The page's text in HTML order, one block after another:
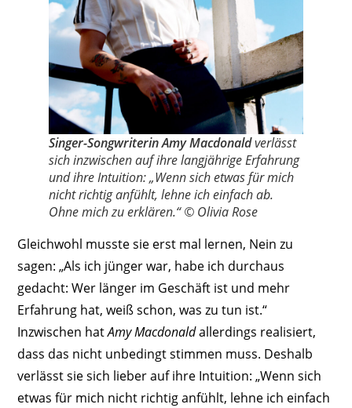
Singer-Songwriterin Amy Macdonaldverlässt
sich inzwischen auf ihre langjährige Erfahrung
und ihre Intuition: „Wenn sich etwas für mich
nicht richtig anfühlt, ­lehne ich einfach ab.
Ohne mich zu erklären.“ © Olivia Rose
Gleichwohl musste sie erst mal lernen, Nein zu
sagen: „Als ich jünger war, habe ich durchaus
gedacht: Wer länger im Geschäft ist und mehr
Erfahrung hat, weiß schon, was zu tun ist.“
Inzwischen hatAmy Macdonaldallerdings realisiert,
dass das nicht unbedingt stimmen muss. Deshalb
verlässt sie sich lieber auf ihre Intuition: „Wenn sich
etwas für mich nicht richtig anfühlt, lehne ich einfach